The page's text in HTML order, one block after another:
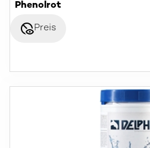
Phenolrot
disabled_visiblePreis